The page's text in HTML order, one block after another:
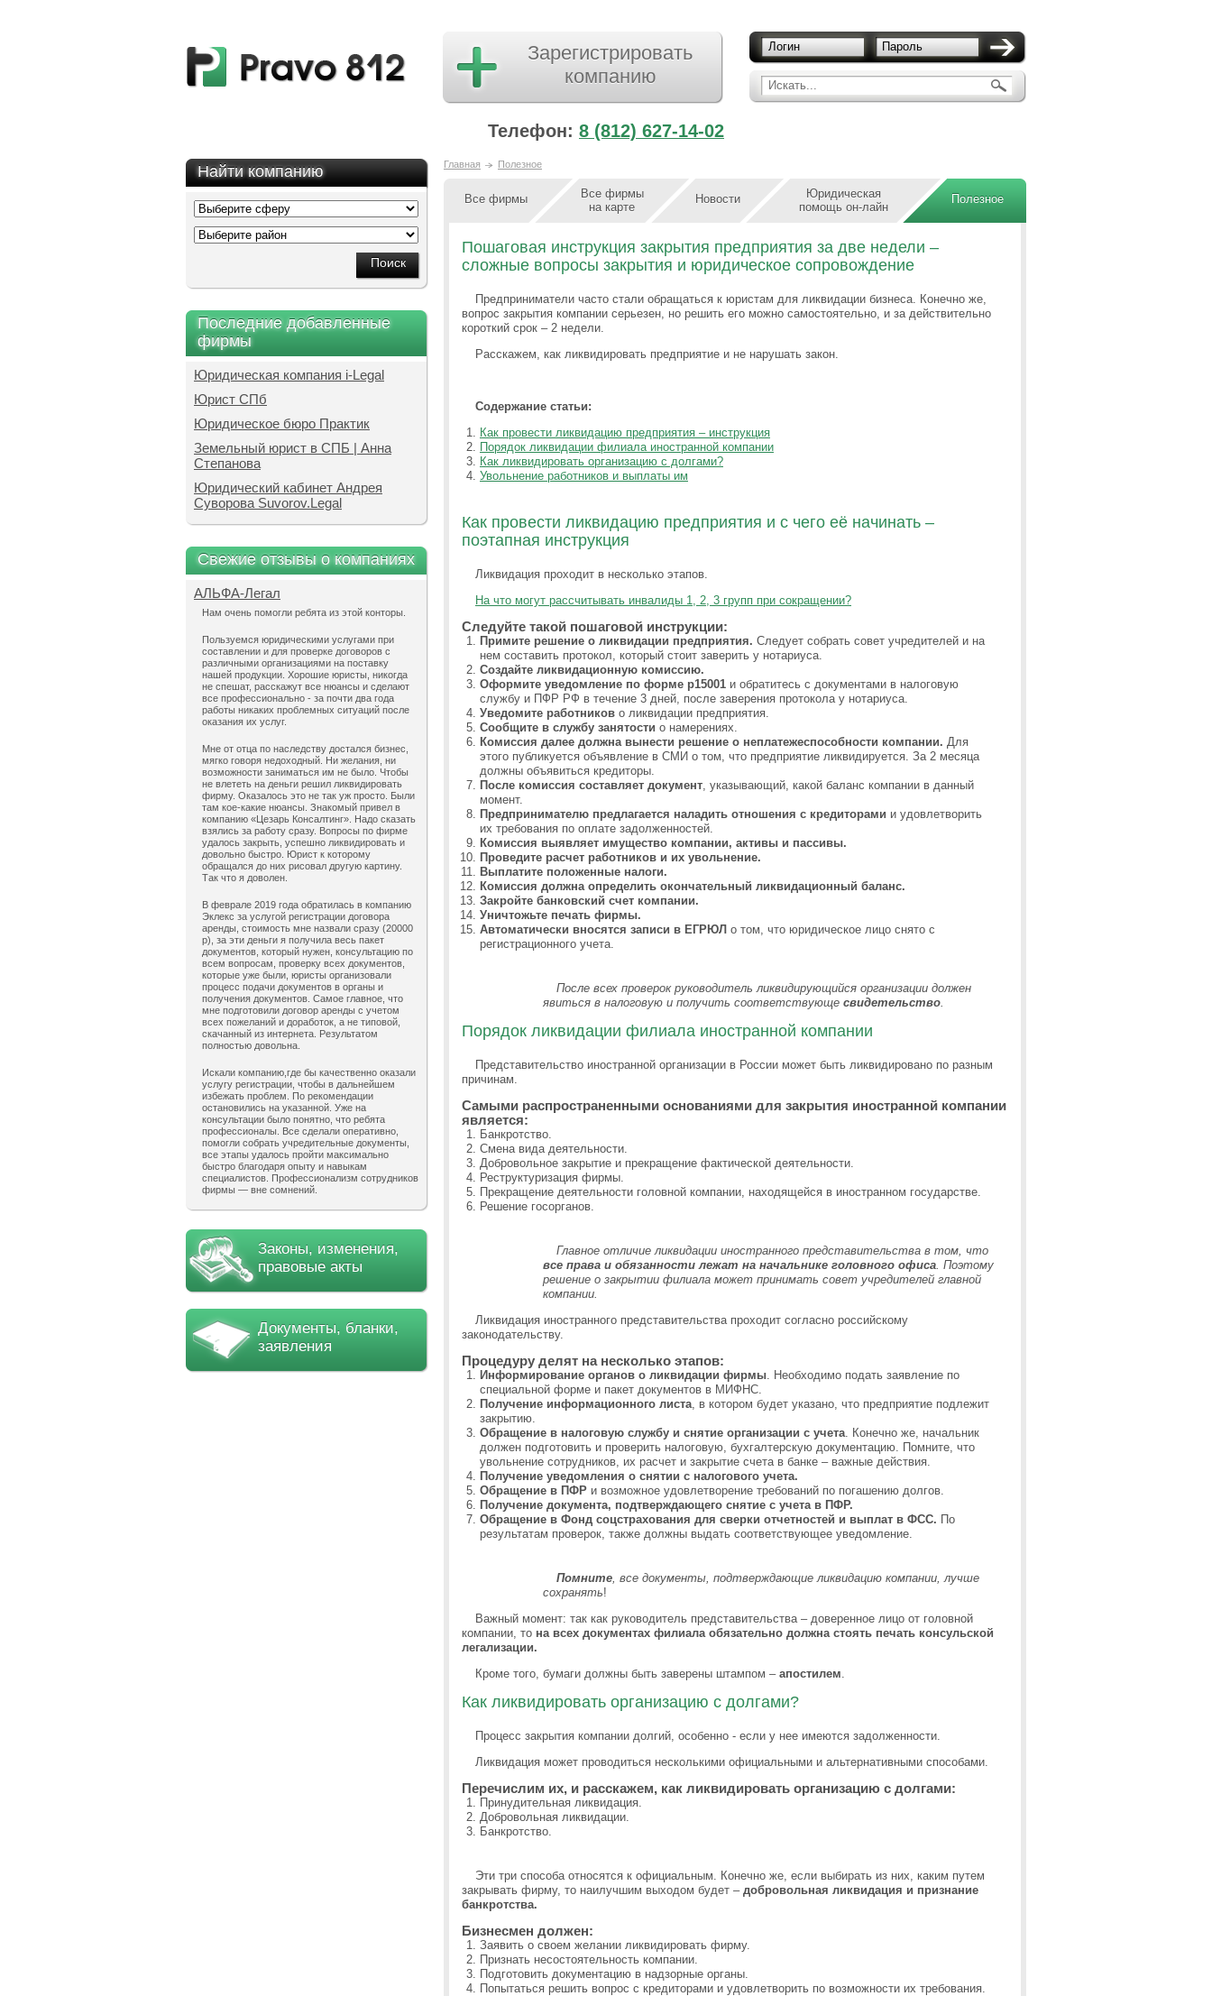
Искать...
Логин Пароль
Зарегистрировать
компанию
Телефон: 8 (812) 627-14-02
Найти компанию
Последние добавленные
фирмы
Юридическая компания i-Legal
Юрист СПб
Юридическое бюро Практик
Земельный юрист в СПБ | Анна
Степанова
Юридический кабинет Андрея
Суворова Suvorov.Legal
Свежие отзывы о компаниях
АЛЬФА-Легал
Нам очень помогли ребята из этой конторы.
Пользуемся юридическими услугами при
составлении и для проверке договоров с
различными организациями на поставку
нашей продукции. Хорошие юристы, никогда
не спешат, расскажут все нюансы и сделают
все профессионально - за почти два года
работы никаких проблемных ситуаций после
оказания их услуг.
Мне от отца по наследству достался бизнес,
мягко говоря недоходный. Ни желания, ни
возможности заниматься им не было. Чтобы
не влететь на деньги решил ликвидировать
фирму. Оказалось это не так уж просто. Были
там кое-какие нюансы. Знакомый привел в
компанию «Цезарь Консалтинг». Надо сказать
взялись за работу сразу. Вопросы по фирме
удалось закрыть, успешно ликвидировать и
довольно быстро. Юрист к которому
обращался до них рисовал другую картину.
Так что я доволен.
В феврале 2019 года обратилась в компанию
Эклекс за услугой регистрации договора
аренды, стоимость мне назвали сразу (20000
р), за эти деньги я получила весь пакет
документов, который нужен, консультацию по
всем вопросам, проверку всех документов,
которые уже были, юристы организовали
процесс подачи документов в органы и
получения документов. Самое главное, что
мне подготовили договор аренды с учетом
всех пожеланий и доработок, а не типовой,
скачанный из интернета. Результатом
полностью довольна.
Искали компанию,где бы качественно оказали
услугу регистрации, чтобы в дальнейшем
избежать проблем. По рекомендации
остановились на указанной. Уже на
консультации было понятно, что ребята
профессионалы. Все сделали оперативно,
помогли собрать учредительные документы,
все этапы удалось пройти максимально
быстро благодаря опыту и навыкам
специалистов. Профессионализм сотрудников
фирмы — вне сомнений.
Законы, изменения,
правовые акты
Документы, бланки,
заявления
Главная Полезное
Все фирмы
Все фирмы
на карте
Новости
Юридическая
помощь он-лайн
Полезное
Пошаговая инструкция закрытия предприятия за две недели –
сложные вопросы закрытия и юридическое сопровождение
Предприниматели часто стали обращаться к юристам для ликвидации бизнеса. Конечно же,
вопрос закрытия компании серьезен, но решить его можно самостоятельно, и за действительно
короткий срок – 2 недели.
Расскажем, как ликвидировать предприятие и не нарушать закон.
Содержание статьи:
Как провести ликвидацию предприятия – инструкция
Порядок ликвидации филиала иностранной компании
Как ликвидировать организацию с долгами?
Увольнение работников и выплаты им
Как провести ликвидацию предприятия и с чего её начинать –
поэтапная инструкция
Ликвидация проходит в несколько этапов.
На что могут рассчитывать инвалиды 1, 2, 3 групп при сокращении?
Следуйте такой пошаговой инструкции:
Примите решение о ликвидации предприятия. Следует собрать совет учредителей и на
нем составить протокол, который стоит заверить у нотариуса.
Создайте ликвидационную комиссию.
Оформите уведомление по форме р15001 и обратитесь с документами в налоговую
службу и ПФР РФ в течение 3 дней, после заверения протокола у нотариуса.
Уведомите работников о ликвидации предприятия.
Сообщите в службу занятости о намерениях.
Комиссия далее должна вынести решение о неплатежеспособности компании. Для
этого публикуется объявление в СМИ о том, что предприятие ликвидируется. За 2 месяца
должны объявиться кредиторы.
После комиссия составляет документ, указывающий, какой баланс компании в данный
момент.
Предпринимателю предлагается наладить отношения с кредиторами и удовлетворить
их требования по оплате задолженностей.
Комиссия выявляет имущество компании, активы и пассивы.
Проведите расчет работников и их увольнение.
Выплатите положенные налоги.
Комиссия должна определить окончательный ликвидационный баланс.
Закройте банковский счет компании.
Уничтожьте печать фирмы.
Автоматически вносятся записи в ЕГРЮЛ о том, что юридическое лицо снято с
регистрационного учета.
После всех проверок руководитель ликвидирующийся организации должен
явиться в налоговую и получить соответствующе свидетельство.
Порядок ликвидации филиала иностранной компании
Представительство иностранной организации в России может быть ликвидировано по разным
причинам.
Самыми распространенными основаниями для закрытия иностранной компании
является:
Банкротство.
Смена вида деятельности.
Добровольное закрытие и прекращение фактической деятельности.
Реструктуризация фирмы.
Прекращение деятельности головной компании, находящейся в иностранном государстве.
Решение госорганов.
Главное отличие ликвидации иностранного представительства в том, что
все права и обязанности лежат на начальнике головного офиса. Поэтому
решение о закрытии филиала может принимать совет учредителей главной
компании.
Ликвидация иностранного представительства проходит согласно российскому
законодательству.
Процедуру делят на несколько этапов:
Информирование органов о ликвидации фирмы. Необходимо подать заявление по
специальной форме и пакет документов в МИФНС.
Получение информационного листа, в котором будет указано, что предприятие подлежит
закрытию.
Обращение в налоговую службу и снятие организации с учета. Конечно же, начальник
должен подготовить и проверить налоговую, бухгалтерскую документацию. Помните, что
увольнение сотрудников, их расчет и закрытие счета в банке – важные действия.
Получение уведомления о снятии с налогового учета.
Обращение в ПФР и возможное удовлетворение требований по погашению долгов.
Получение документа, подтверждающего снятие с учета в ПФР.
Обращение в Фонд соцстрахования для сверки отчетностей и выплат в ФСС. По
результатам проверок, также должны выдать соответствующее уведомление.
Помните, все документы, подтверждающие ликвидацию компании, лучше
сохранять!
Важный момент: так как руководитель представительства – доверенное лицо от головной
компании, то на всех документах филиала обязательно должна стоять печать консульской
легализации.
Кроме того, бумаги должны быть заверены штампом – апостилем.
Как ликвидировать организацию с долгами?
Процесс закрытия компании долгий, особенно - если у нее имеются задолженности.
Ликвидация может проводиться несколькими официальными и альтернативными способами.
Перечислим их, и расскажем, как ликвидировать организацию с долгами:
Принудительная ликвидация.
Добровольная ликвидации.
Банкротство.
Эти три способа относятся к официальным. Конечно же, если выбирать из них, каким путем
закрывать фирму, то наилучшим выходом будет –добровольная ликвидация и признание
банкротства.
Бизнесмен должен:
Заявить о своем желании ликвидировать фирму.
Признать несостоятельность компании.
Подготовить документацию в надзорные органы.
Попытаться решить вопрос с кредиторами и удовлетворить по возможности их требования.